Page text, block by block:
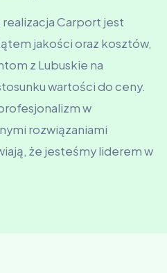
realizacja Carport jest
jakości oraz kosztów,
z Lubuskie na
wartości do ceny.
w
rozwiązaniami
że jesteśmy liderem w